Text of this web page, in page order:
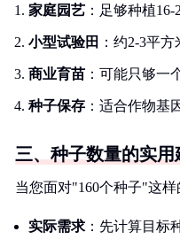
家庭园艺 ：足够种植
小型试验田 ：约2-3平
商业育苗 ：可能只够一
种子保存 ：适合作物基
三、种子数量的实用
当您面对"160个种子"这样
实际需求 ：先计算目标